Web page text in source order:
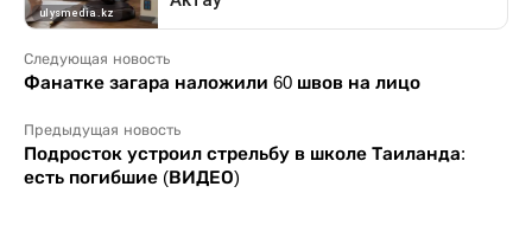
Следующая новость
Фанатке загара наложили 60 швов на лицо
Предыдущая новость
Подросток устроил стрельбу в школе Таиланда:
есть погибшие (ВИДЕО)